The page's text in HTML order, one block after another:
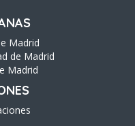
Madrid
de Madrid
Madrid